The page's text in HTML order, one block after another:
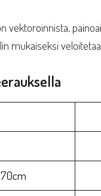
vektoroinnista,
mukaiseksi